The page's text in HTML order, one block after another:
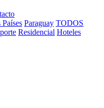
Paraguay TODOS
Residencial Hoteles